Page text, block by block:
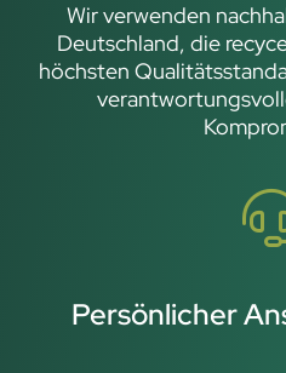
Wir verwenden
Deutschland, die
höchsten
Persönlicher